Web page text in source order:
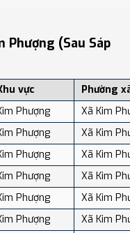
địa điểm, dịch vụ và du
Phượng (sau Sáp
vực
Phường
Phượng
Xã Kim
Phượng
Xã Kim
Phượng
Xã Kim
Phượng
Xã Kim
Phượng
Xã Kim
Phượng
Xã Kim